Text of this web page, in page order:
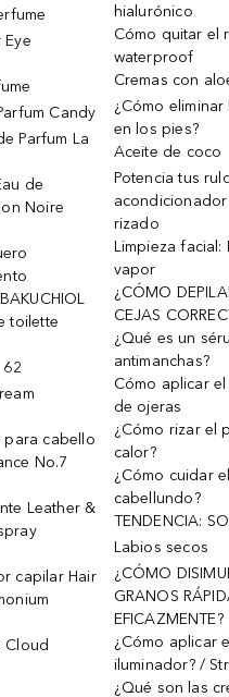
Eye
Candy
Parfum La
de
Noire
toilette
para cabello
No.7
Leather &
capilar Hair
Cloud
hialurónico
Cómo quitar el
waterproof
Cremas con
¿Cómo
en los pies?
Aceite de coco
Potencia tus
rizado
Limpieza facial:
vapor
¿CÓMO
CEJAS
¿Qué es un
antimanchas?
Cómo aplicar
de ojeras
¿Cómo rizar el
calor?
¿Cómo cuidar
cabellundo?
TENDENCIA:
Labios secos
¿CÓMO
GRANOS
EFICAZMENTE?
¿Cómo aplicar el
iluminador? /
¿Qué son las